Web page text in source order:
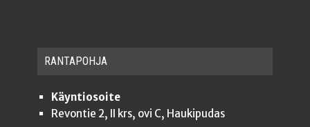
RAN­TA­POH­JA
Käyntiosoite
Revontie 2, II krs, ovi C, Haukipudas